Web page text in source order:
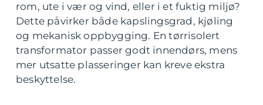
rom, ute i vær og vind, eller i et fuktig miljø?
Dette påvirker både kapslingsgrad, kjøling
og mekanisk oppbygging. En tørrisolert
transformator passer godt innendørs, mens
mer utsatte plasseringer kan kreve ekstra
beskyttelse.